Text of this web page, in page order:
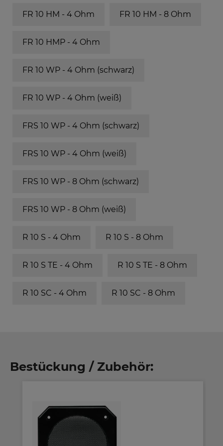
FR 10 HM - 4 Ohm FR 10 HM - 8 Ohm
FR 10 HMP - 4 Ohm
FR 10 WP - 4 Ohm (schwarz)
FR 10 WP - 4 Ohm (weiß)
FRS 10 WP - 4 Ohm (schwarz)
FRS 10 WP - 4 Ohm (weiß)
FRS 10 WP - 8 Ohm (schwarz)
FRS 10 WP - 8 Ohm (weiß)
R 10 S - 4 Ohm R 10 S - 8 Ohm
R 10 S TE - 4 Ohm R 10 S TE - 8 Ohm
R 10 SC - 4 Ohm R 10 SC - 8 Ohm
Bestückung / Zubehör: